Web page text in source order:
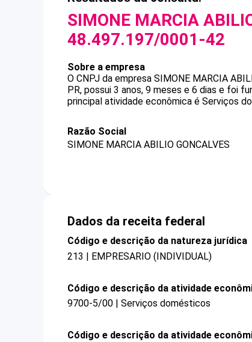
SIMONE MARCIA
48.497.197/0001-42
Sobre a empresa
O CNPJ da empresa SIMONE MARCIA
PR, possui 3 anos, 9 meses e 6 dias e foi
principal atividade econômica é Serviços
Razão Social
SIMONE MARCIA ABILIO GONCALVES
Dados da receita federal
Código e descrição da natureza jurídica
213 | EMPRESARIO (INDIVIDUAL)
Código e descrição da atividade
9700-5/00 | Serviços domésticos
Código e descrição da atividade